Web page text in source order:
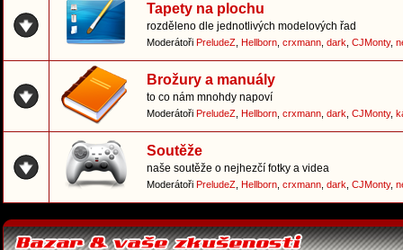
Tapety na plochu
rozděleno dle jednotlivých modelových řad
Moderátoři PreludeZ Hellborn crxmann dark CJMonty,
Brožury a manuály
to co nám mnohdy napoví
Moderátoři PreludeZ Hellborn crxmann dark CJMonty,
Soutěže
naše soutěže o nejhezčí fotky a videa
Moderátoři PreludeZ Hellborn crxmann dark CJMonty,